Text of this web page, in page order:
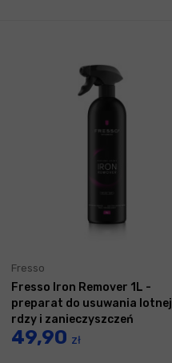
Fresso
Fresso Iron Remover 1L -
preparat do usuwania lotnej
rdzy i zanieczyszczeń
metalicznych
49,90 zł